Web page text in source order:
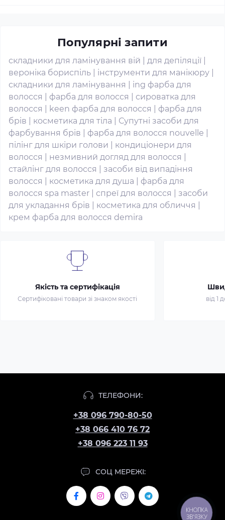
Популярні запити
складники для ламінування вій для депіляції
вероніка бориспіль
інструменти для манікюру
складники для ламінування
ing фарба для
волосся
фарба для волосся
сироватка для
волосся
keen фарба для волосся
фарба для
брів
косметика для тіла
Супутні засоби для
фарбування брів
фарба для волосся nouvelle
пілінг для шкіри голови
кондиціонери для
волосся
незмивний догляд для волосся
стайлінг для волосся
засоби від випадіння
волосся
косметика для душа
фарба для
волосся spa master
спреї для волосся
засоби
для укладання брів
косметика для обличчя
крем фарба для волосся demira
Якість та сертифікація
Сертифіковані товари зі знаком якості від 1
ТЕЛЕФОНИ:
+38 096 790-80-50
+38 066 410 76 72
+38 096 223 11 93
СОЦ МЕРЕЖІ:
КНОПКА
ЗВ'ЯЗКУ